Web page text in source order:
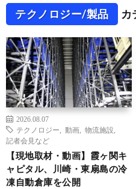
テクノロジー/製品 カ
2026.08.07
テクノロジー
動画 物流施設
記者会見など
【現地取材・動画】霞ヶ関キ
ャピタル、川崎・東扇島の冷
凍自動倉庫を公開